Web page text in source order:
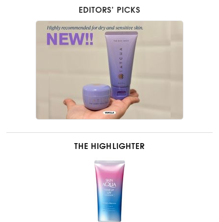
EDITORS’ PICKS
THE HIGHLIGHTER